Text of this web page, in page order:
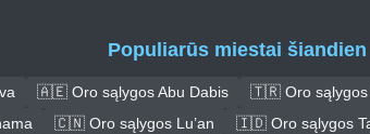
Populiarūs miestai šiandien
🇦🇪 Oro sąlygos Abu Dabis 🇹🇷 Oro sąlygos
🇨🇳 Oro sąlygos Lu’an 🇮🇩 Oro sąlygos